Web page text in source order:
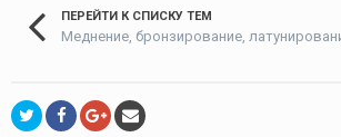
ПЕРЕЙТИ К СПИСКУ ТЕМ
Меднение, бронзирование,